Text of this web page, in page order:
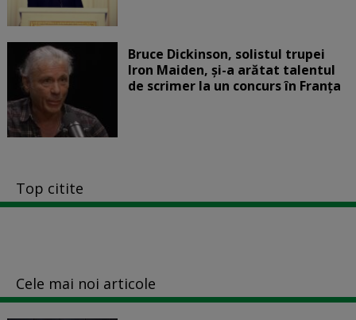
Bruce Dickinson, solistul trupei
Iron Maiden, şi-a arătat talentul
de scrimer la un concurs în Franţa
Top citite
Cele mai noi articole